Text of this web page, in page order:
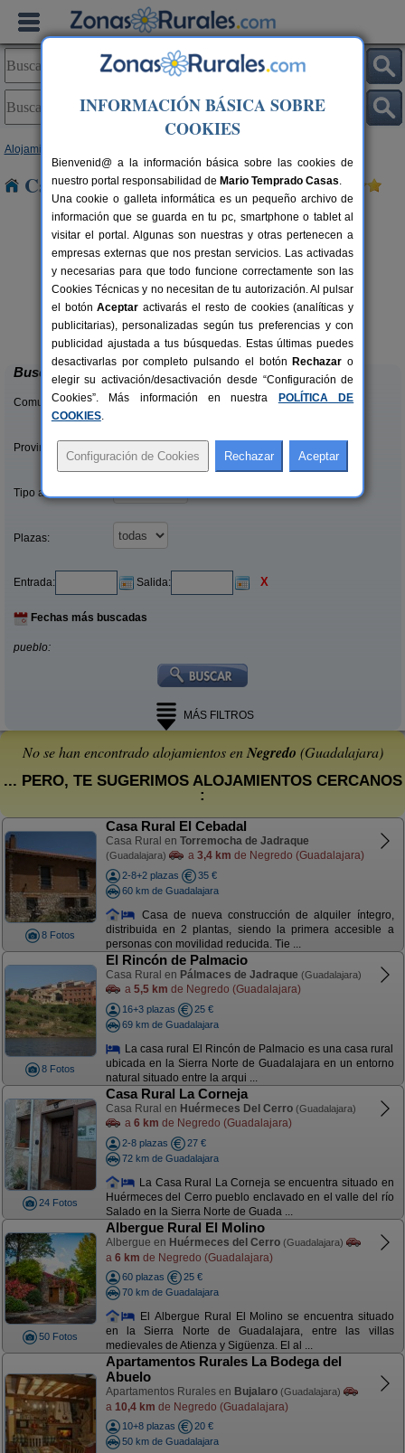
Alojamientos
Casas Rurales cerca de Negredo
6-22+2 pers.
desde30 €
Casa Rural El Molino del Serio
Cañamares (Guadalajara)
Buscar
Comunidades:
Provincias/Islas:
Tipo alquiler:
Plazas:
Entrada: Salida: X
Fechas más buscadas
pueblo:
MÁS FILTROS
No se han encontrado alojamientos enNegredo (Guadalajara)
... PERO, TE SUGERIMOS ALOJAMIENTOS CERCANOS
:
8 Fotos
Casa Rural El Cebadal
Casa Rural en Torremocha de Jadraque
(Guadalajara) a 3,4 km de Negredo (Guadalajara)
2-8+2 plazas
35 €
60 km de Guadalajara
Casa de nueva construcción de alquiler íntegro,
distribuida en 2 plantas, siendo la primera accesible a
personas con movilidad reducida. Tie ...
8 Fotos
El Rincón de Palmacio
Casa Rural en Pálmaces de Jadraque (Guadalajara)
a 5,5 km de Negredo (Guadalajara)
16+3 plazas
25 €
69 km de Guadalajara
La casa rural El Rincón de Palmacio es una casa rural
ubicada en la Sierra Norte de Guadalajara en un entorno
natural situado entre la arqui ...
24 Fotos
Casa Rural La Corneja
Casa Rural en Huérmeces Del Cerro (Guadalajara)
a 6 km de Negredo (Guadalajara)
2-8 plazas
27 €
72 km de Guadalajara
La Casa Rural La Corneja se encuentra situado en
Huérmeces del Cerro pueblo enclavado en el valle del río
Salado en la Sierra Norte de Guada ...
50 Fotos
Albergue Rural El Molino
Albergue en Huérmeces del Cerro (Guadalajara)
a 6 km de Negredo (Guadalajara)
60 plazas
25 €
70 km de Guadalajara
El Albergue Rural El Molino se encuentra situado
en la Sierra Norte de Guadalajara, entre las villas
medievales de Atienza y Sigüenza. El al ...
Apartamentos Rurales La Bodega del
Abuelo
Apartamentos Rurales en Bujalaro (Guadalajara)
a 10,4 km de Negredo (Guadalajara)
10+8 plazas
20 €
50 km de Guadalajara
INFORMACIÓN BÁSICA SOBRE
COOKIES
Bienvenid@ a la información básica sobre las cookies de
nuestro portal responsabilidad de Mario Temprado Casas.
Una cookie o galleta informática es un pequeño archivo de
información que se guarda en tu pc, smartphone o tablet al
visitar el portal. Algunas son nuestras y otras pertenecen a
empresas externas que nos prestan servicios. Las activadas
y necesarias para que todo funcione correctamente son las
Cookies Técnicas y no necesitan de tu autorización. Al pulsar
el botónAceptar activarás el resto de cookies (analíticas y
publicitarias), personalizadas según tus preferencias y con
publicidad ajustada a tus búsquedas. Estas últimas puedes
desactivarlas por completo pulsando el botón Rechazar o
elegir su activación/desactivación desde “Configuración de
Cookies”. Más información en nuestra
POLÍTICA DE
COOKIES.